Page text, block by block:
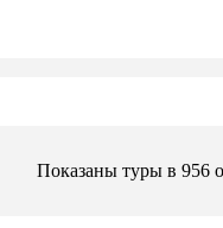
Показаны туры в 956